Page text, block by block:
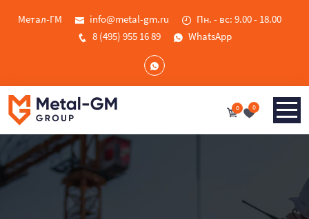
Метал-ГМ info@metal-gm.ru
Пн. - вс: 9.00 - 18.00
8 (495) 955 16 89
WhatsApp
0 0